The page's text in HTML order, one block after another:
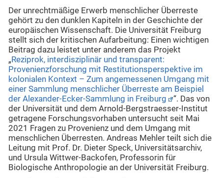
Der unrechtmäßige Erwerb menschlicher Überreste
gehört zu den dunklen Kapiteln in der Geschichte der
europäischen Wissenschaft. Die Universität Freiburg
stellt sich der kritischen Aufarbeitung: Einen wichtigen
Beitrag dazu leistet unter anderem das Projekt
„Reziprok, interdisziplinär und transparent:
Provenienzforschung mit Restitutionsperspektive im
kolonialen Kontext – Zum angemessenen Umgang mit
einer Sammlung menschlicher Überreste am Beispiel
der Alexander-Ecker-Sammlung in Freiburg
“. Das von
der Universität und dem Arnold-Bergstraesser-Institut
getragene Forschungsvorhaben untersucht seit Mai
2021 Fragen zu Provenienz und dem Umgang mit
menschlichen Überresten. Andreas Mehler teilt sich die
Leitung mit Prof. Dr. Dieter Speck, Universitätsarchiv,
und Ursula Wittwer-Backofen, Professorin für
Biologische Anthropologie an der Universität Freiburg.